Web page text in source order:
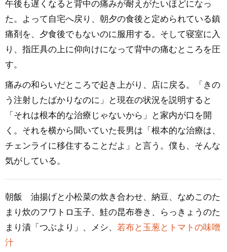
午後も遅くなると背中の痛みが耐えがたいほどになっ
た。よって自宅へ戻り、朝夕の食後と定められている鎮
痛剤を、夕食後でもないのに服用する。そして寝室に入
り、指圧具の上に仰向けになって背中の痛むところを圧
す。
痛みの和らいだところで起き上がり、店に戻る。「きの
う注射したばかりなのに」と現在の状況を説明すると
「それは根本的な治療じゃないから」と家内が口を開
く。それを横から聞いていた長男は「根本的な治療は、
チェンライに移住することだよ」と言う。僕も、そんな
気がしている。
朝飯 油揚げと小松菜の炊き合わせ、納豆、なめこのた
まり炊のフワトロ玉子、鮭の昆布巻き、らっきょうのた
まり漬「つぶより」、メシ、 若布と玉葱とトマトの味噌
汁